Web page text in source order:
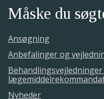
Måske du
Ansøgning
Anbefalinger og
Nyheder